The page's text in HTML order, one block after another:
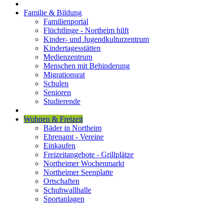
Familie & Bildung
Familienportal
Flüchtlinge - Northeim hilft
Kinder- und Jugendkulturzentrum
Kindertagesstätten
Medienzentrum
Menschen mit Behinderung
Migrationsrat
Schulen
Senioren
Studierende
Wohnen & Freizeit
Bäder in Northeim
Ehrenamt - Vereine
Einkaufen
Freizeitangebote - Grillplätze
Northeimer Wochenmarkt
Northeimer Seenplatte
Ortschaften
Schuhwallhalle
Sportanlagen